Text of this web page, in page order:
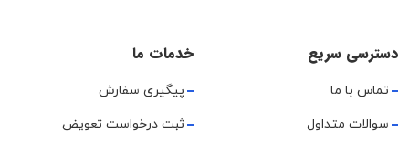
دسترسی سریع
تماس با ما
سوالات متداول
خدمات ما
پیگیری سفارش
ثبت درخواست تعویض